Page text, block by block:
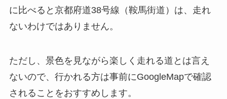
に比べると京都府道38号線（鞍馬街道）は、走れ
ないわけではありません。
ただし、景色を見ながら楽しく走れる道とは言え
ないので、行かれる方は事前にGoogleMapで確認
されることをおすすめします。